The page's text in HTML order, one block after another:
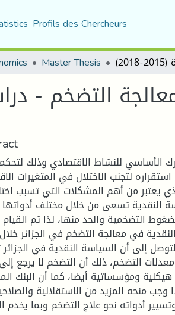
Profils des Chercheurs
Master Thesis
الأساسي للنشاط الاقتصادي وذلك
لتجنب الاختلال في المتغيرات
يعتبر من أهم المشكلات التي تسبب
النقدية تسعى من خلال مختلف
التضخمية والحد منها، لذا تم
في معالجة التضخم في الجزائر
تم التوصل إلى أن السياسة النقدية في
التضخم، ذلك أن التضخم لا يرجع
ومؤسساتية أيضا، كما أن البنك
وجب منحه المزيد من الاستقلالية